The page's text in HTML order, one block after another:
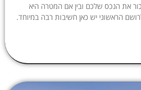
את הנכס שלכם ובין אם המטרה היא
הראשוני יש כאן חשיבות רבה במיוחד.